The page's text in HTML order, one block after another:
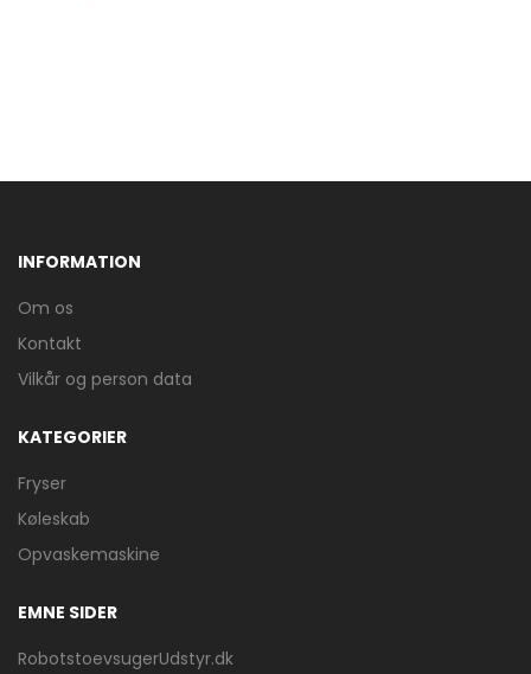
INFORMATION
Om os
Kontakt
Vilkår og person data
KATEGORIER
Fryser
Køleskab
Opvaskemaskine
EMNE SIDER
RobotstoevsugerUdstyr.dk